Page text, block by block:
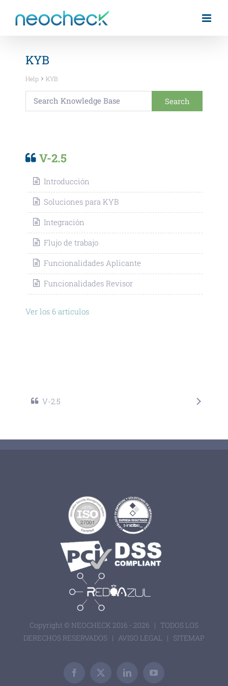
KYB
Help KYB
V-2.5
Introducción
Soluciones para KYB
Integración
Flujo de trabajo
Funcionalidades Aplicante
Funcionalidades Revisor
Ver los 6 artículos
V-2.5
Copyright © NEOCHECK 2016 - 2026 | TODOS LOS
DERECHOS RESERVADOS | AVISO LEGAL | SITEMAP
Facebook
X LinkedInYouTube